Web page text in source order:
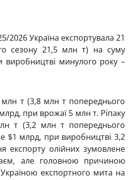
2026 Україна експортувала 21
сезону 21,5 млн т) на суму
минулого року –
млн т (3,8 млн т попереднього
при врожаї 5 млн т. Ріпаку
т (3,2 млн т попереднього
$1 млрд, при виробництві 3,2
експорту олійних зумовлене
але головною причиною
експортного мита на